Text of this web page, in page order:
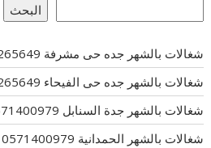
البحث
شغالات بالشهر جده حى مشرفة 0577265649
شغالات بالشهر جده حى الفيحاء 0577265649
شغالات بالشهر جدة السنابل 0571400979
شغالات بالشهر الحمدانية 0571400979